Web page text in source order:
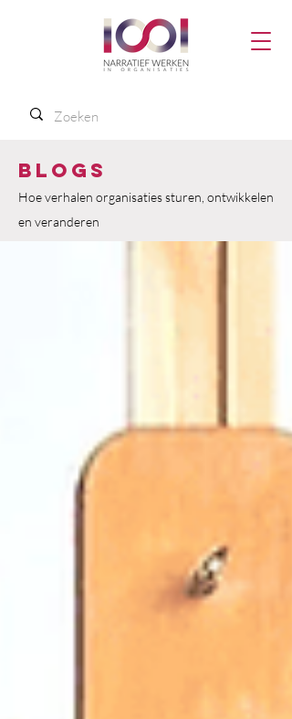
Blogs
Hoe verhalen organisaties sturen, ontwikkelen
en veranderen